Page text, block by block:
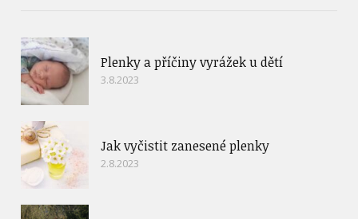
Plenky a příčiny vyrážek u dětí
3.8.2023
Jak vyčistit zanesené plenky
2.8.2023